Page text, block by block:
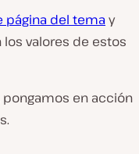
página del temay
valores de estos
en acción